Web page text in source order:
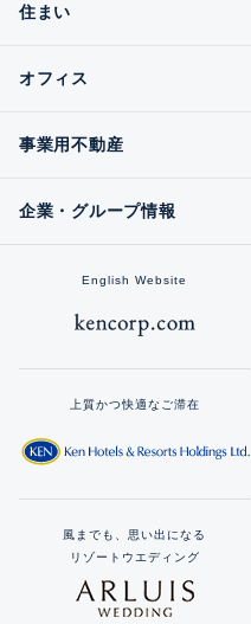
住まい
オフィス
事業用不動産
企業・グループ情報
English Website
上質かつ快適なご滞在
風までも、思い出になる
リゾートウエディング